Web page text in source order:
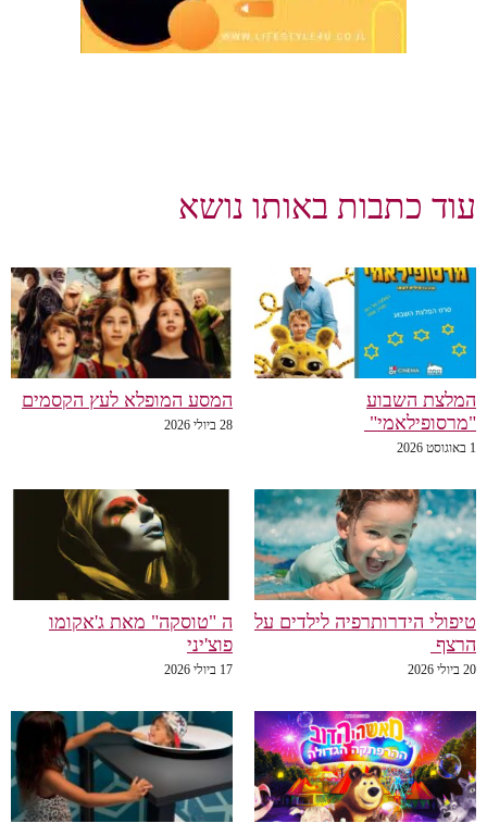
עוד כתבות באותו נושא
המלצת השבוע
"מרסופילאמי"
1 באוגוסט 2026
המסע המופלא לעץ הקסמים
28 ביולי 2026
טיפולי הידרותרפיה לילדים על
הרצף
20 ביולי 2026
ה "טוסקה" מאת ג'אקומו
פוצ'יני
17 ביולי 2026